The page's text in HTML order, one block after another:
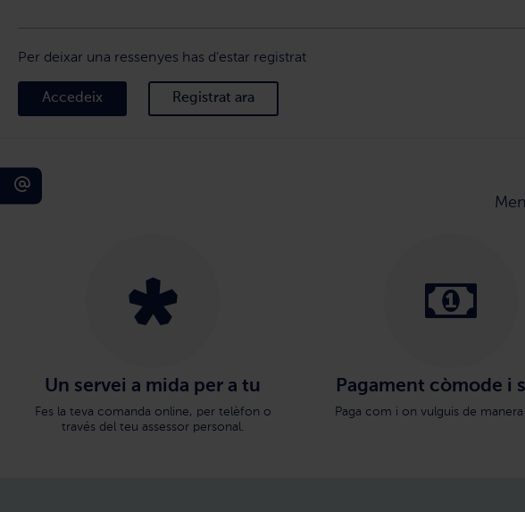
Per deixar una ressenyes has d'estar registrat
Accedeix Registrat ara
Un servei a mida per a tu
Fes la teva comanda online, per telèfon o
través del teu assessor personal.
Pagament còmode i
Paga com i on vulguis de manera